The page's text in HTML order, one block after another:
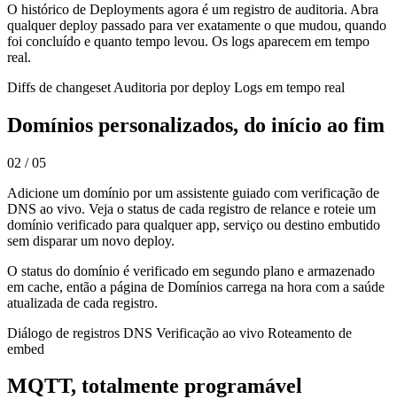
O histórico de Deployments agora é um registro de auditoria. Abra
qualquer deploy passado para ver exatamente o que mudou, quando
foi concluído e quanto tempo levou. Os logs aparecem em tempo
real.
Diffs de changeset Auditoria por deploy Logs em tempo real
Domínios personalizados, do início ao fim
02 / 05
Adicione um domínio por um assistente guiado com verificação de
DNS ao vivo. Veja o status de cada registro de relance e roteie um
domínio verificado para qualquer app, serviço ou destino embutido
sem disparar um novo deploy.
O status do domínio é verificado em segundo plano e armazenado
em cache, então a página de Domínios carrega na hora com a saúde
atualizada de cada registro.
Diálogo de registros DNS Verificação ao vivo Roteamento de
embed
MQTT, totalmente programável